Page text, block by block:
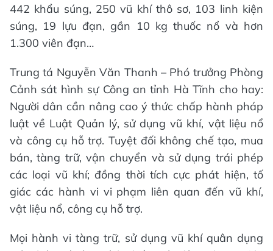
442 khẩu súng, 250 vũ khí thô sơ, 103 linh kiện
súng, 19 lựu đạn, gần 10 kg thuốc nổ và hơn
1.300 viên đạn…
Trung tá Nguyễn Văn Thanh – Phó trưởng Phòng
Cảnh sát hình sự Công an tỉnh Hà Tĩnh cho hay:
Người dân cần nâng cao ý thức chấp hành pháp
luật về Luật Quản lý, sử dụng vũ khí, vật liệu nổ
và công cụ hỗ trợ. Tuyệt đối không chế tạo, mua
bán, tàng trữ, vận chuyển và sử dụng trái phép
các loại vũ khí; đồng thời tích cực phát hiện, tố
giác các hành vi vi phạm liên quan đến vũ khí,
vật liệu nổ, công cụ hỗ trợ.
Mọi hành vi tàng trữ, sử dụng vũ khí quân dụng